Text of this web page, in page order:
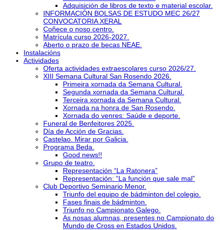
Adquisición de libros de texto e material escolar.
INFORMACIÓN BOLSAS DE ESTUDO MEC 26/27
CONVOCATORIA XERAL
Coñece o noso centro.
Matrícula curso 2026-2027.
Aberto o prazo de becas NEAE.
Instalacións
Actividades
Oferta actividades extraescolares curso 2026/27.
XIII Semana Cultural San Rosendo 2026.
Primeira xornada da Semana Cultural.
Segunda xornada da Semana Cultural.
Terceira xornada da Semana Cultural.
Xornada na honra de San Rosendo.
Xornada do venres: Saúde e deporte.
Funeral de Benfeitores 2025.
Día de Acción de Gracias.
Castelao. Mirar por Galicia.
Programa Beda.
Good news!!
Grupo de teatro.
Representación “La Ratonera”
Representación: “La función que sale mal”
Club Deportivo Seminario Menor.
Triunfo del equipo de bádminton del colegio.
Fases finais de bádminton.
Triunfo no Campionato Galego.
As nosas alumnas, presentes no Campionato do
Mundo de Cross en Estados Unidos.